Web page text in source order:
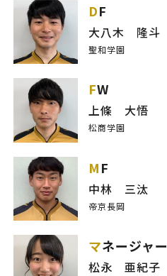
DF
大八木 隆斗
聖和学園
FW
上條 大悟
松商学園
MF
中林 三汰
帝京長岡
マネージャー
松永 亜紀子